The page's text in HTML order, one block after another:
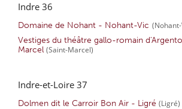
Indre 36
Domaine de Nohant - Nohant-Vic (Nohant-
Vestiges du théâtre gallo-romain
Marcel (Saint-Marcel)
Indre-et-Loire 37
Dolmen dit le Carroir Bon Air - Ligré (Ligré)